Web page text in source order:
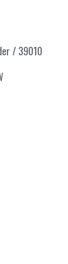
/ 39010